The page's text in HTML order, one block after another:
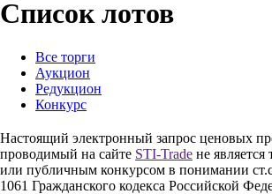
Список лотов
Все торги
Аукцион
Редукцион
Конкурс
Настоящий электронный запрос ценовых
проводимый на сайте STI-Trade не
или публичным конкурсом в понимании
1061 Гражданского кодекса Российской